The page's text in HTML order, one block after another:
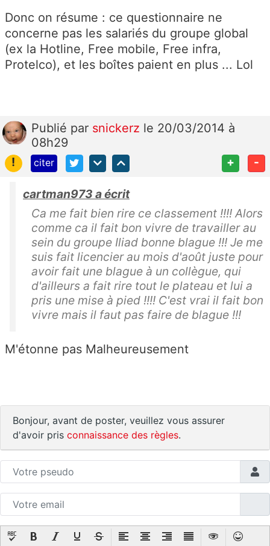
Donc on résume : ce questionnaire ne
concerne pas les salariés du groupe global
(ex la Hotline, Free mobile, Free infra,
Protelco), et les boîtes paient en plus ... Lol
Publié par snickerz le 20/03/2014 à
08h29
!
citer + -
cartman973 a écrit
Ca me fait bien rire ce classement !!!! Alors
comme ca il fait bon vivre de travailler au
sein du groupe Iliad bonne blague !!! Je me
suis fait licencier au mois d'août juste pour
avoir fait une blague à un collègue, qui
d'ailleurs a fait rire tout le plateau et lui a
pris une mise à pied !!!! C'est vrai il fait bon
vivre mais il faut pas faire de blague !!!
M'étonne pas Malheureusement
Bonjour, avant de poster, veuillez vous assurer
d'avoir pris connaissance des règles.